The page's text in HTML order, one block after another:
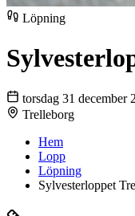
Löpning
torsdag 31 december
Trelleborg
Hem
Lopp
Löpning
Sylvesterloppet